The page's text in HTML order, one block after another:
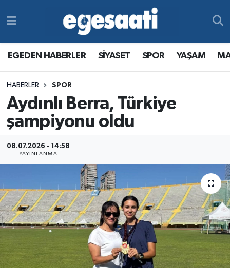
EGEDEN HABERLER SİYASET SPOR YAŞAM
HABERLER SPOR
Aydınlı Berra, Türkiye
şampiyonu oldu
08.07.2026 - 14:58
YAYINLANMA
MAGAZİN
RESMİ REKLAMLAR
YAŞAM
MAGAZİN
RESMİ REKLAMLAR
Egemax TV
Tüm Manşetler
Son Dakika Haberleri